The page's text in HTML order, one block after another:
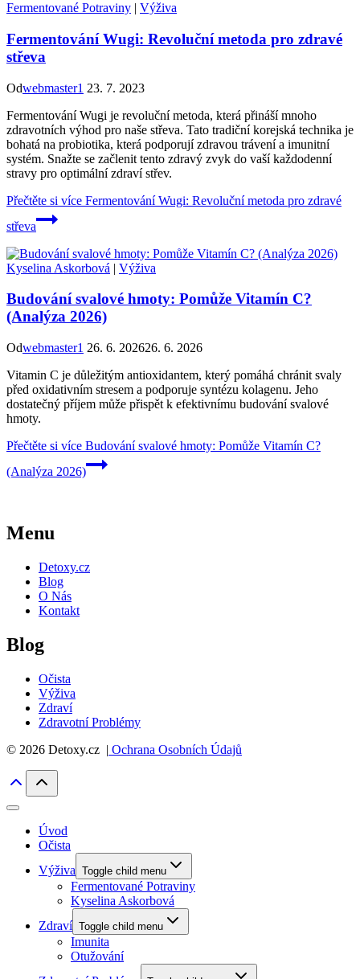
Fermentované Potraviny | Výživa
Fermentování Wugi: Revoluční metoda pro zdravé
střeva
Odwebmaster1 23. 7. 2023
Fermentování Wugi je revoluční metoda, která přináší mnoho
zdravotních výhod pro naše střeva. Tato tradiční korejská technika je
bohatá na probiotika, která podporují zdravou trávení a imunitní
systém. Snažte se začlenit tento zdravý zvyk do vaší každodenní
stravy pro optimální zdraví střev.
Přečtěte si více Fermentování Wugi: Revoluční metoda pro zdravé
střeva
Kyselina Askorbová | Výživa
Budování svalové hmoty: Pomůže Vitamín C?
(Analýza 2026)
Odwebmaster1 26. 6. 202626. 6. 2026
Vitamin C je důležitým antioxidantem, který pomáhá chránit svaly
před oxidativním stresem a podporuje syntézu kolagenu. Jeho
dostatečný příjem může přispět k efektivnímu budování svalové
hmoty.
Přečtěte si více Budování svalové hmoty: Pomůže Vitamín C?
(Analýza 2026)
Menu
Detoxy.cz
Blog
O Nás
Kontakt
Blog
Očista
Výživa
Zdraví
Zdravotní Problémy
© 2026 Detoxy.cz | Ochrana Osobních Údajů
Úvod
Očista
Výživa Toggle child menu
Fermentované Potraviny
Kyselina Askorbová
Zdraví Toggle child menu
Imunita
Otužování